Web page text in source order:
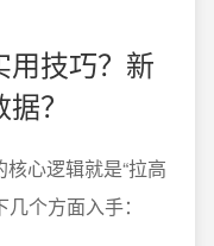
用技巧？新
？
心逻辑就是“拉高
个方面入手：